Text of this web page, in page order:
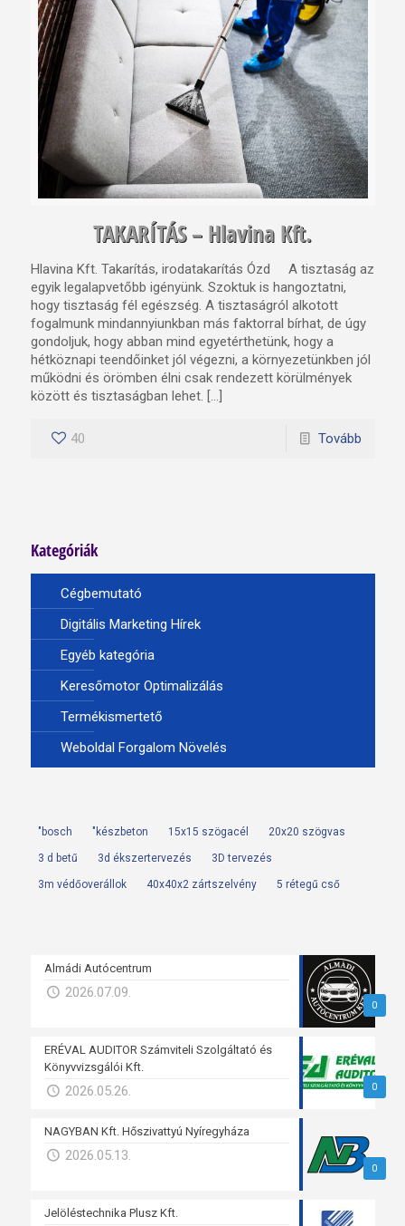
TAKARÍTÁS – Hlavina Kft.
Hlavina Kft. Takarítás, irodatakarítás Ózd A tisztaság az
egyik legalapvetőbb igényünk. Szoktuk is hangoztatni,
hogy tisztaság fél egészség. A tisztaságról alkotott
fogalmunk mindannyiunkban más faktorral bírhat, de úgy
gondoljuk, hogy abban mind egyetérthetünk, hogy a
hétköznapi teendőinket jól végezni, a környezetünkben jól
működni és örömben élni csak rendezett körülmények
között és tisztaságban lehet. […]
40 Tovább
Kategóriák
Cégbemutató
Digitális Marketing Hírek
Egyéb kategória
Keresőmotor Optimalizálás
Termékismertető
Weboldal Forgalom Növelés
"bosch "készbeton 15x15 szögacél 20x20 szögvas
3 d betű 3d ékszertervezés 3D tervezés
3m védőoverállok 40x40x2 zártszelvény 5 rétegű cső
0
Almádi Autócentrum
2026.07.09.
0
ERÉVAL AUDITOR Számviteli Szolgáltató és
Könyvvizsgálói Kft.
2026.05.26.
0
NAGYBAN Kft. Hőszivattyú Nyíregyháza
2026.05.13.
Jelöléstechnika Plusz Kft.